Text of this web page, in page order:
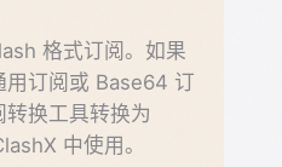
格式订阅。如果
用订阅或 Base64 订
换工具转换为
中使用。